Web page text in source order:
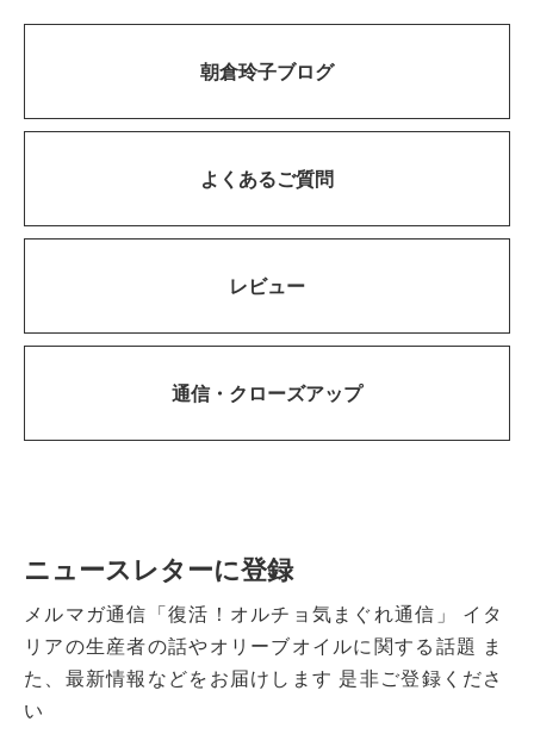
朝倉玲子ブログ
よくあるご質問
レビュー
通信・ クローズアップ
ニュースレターに登録
メルマガ通信「復活！オルチョ気まぐれ通信」
イタ
リアの生産者の話やオリーブオイルに関する話題
ま
た、最新情報などをお届けします 是非ご登録くださ
い